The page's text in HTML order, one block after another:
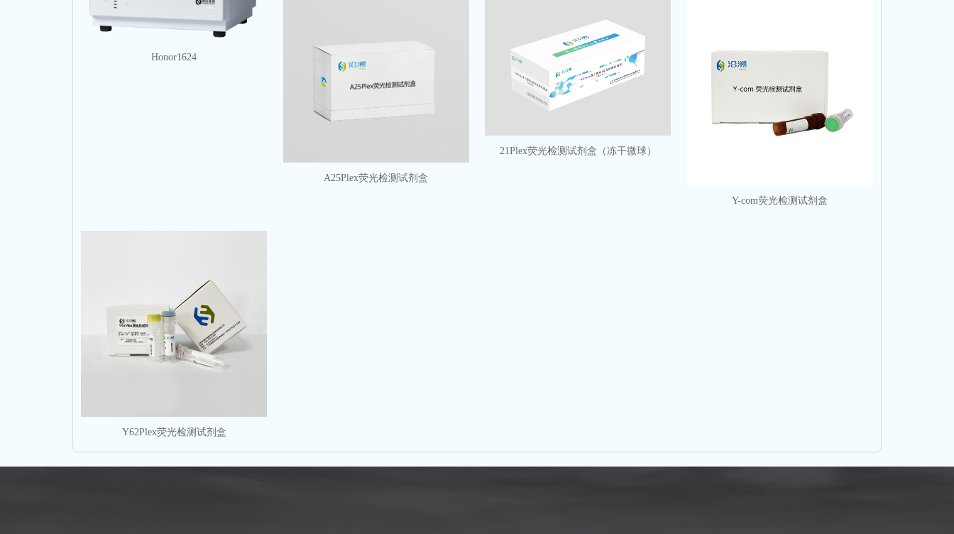
Honor1624
A25Plex荧光检测试剂盒
21Plex荧光检测试剂盒（冻干微球）
Y-com荧光检测试剂盒
Y62Plex荧光检测试剂盒